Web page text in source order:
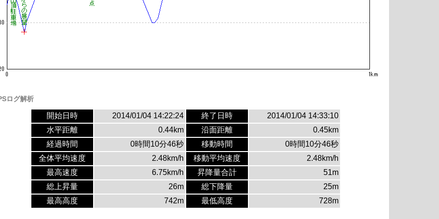
ログ解析
開始日時 2014/01/04 14:22:24 終了日時
2014/01/04 14:33:10
水平距離
0.44km 沿面距離
0.45km
経過時間
0時間10分46秒 移動時間
0時間10分46秒
全体平均速度
2.48km/h 移動平均速度
2.48km/h
最高速度
6.75km/h 昇降量合計
51m
総上昇量
26m 総下降量
25m
最高高度
742m 最低高度 728m